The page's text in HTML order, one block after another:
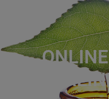
ONLINE